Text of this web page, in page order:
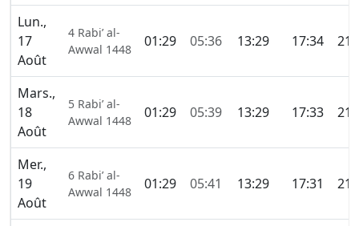
Lun.,
17
Août
4 Rabi’ al-
Awwal 1448
01:29 05:36 13:29 17:34
Mars.,
18
Août
5 Rabi’ al-
Awwal 1448
01:29 05:39 13:29 17:33
Mer.,
19
Août
6 Rabi’ al-
Awwal 1448
01:29 05:41 13:29 17:31